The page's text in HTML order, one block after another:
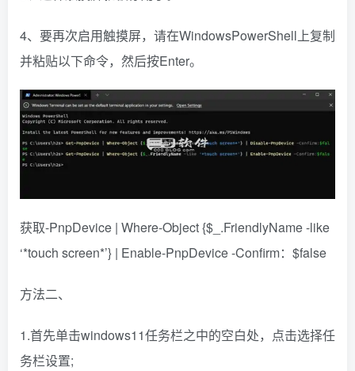
4、要再次启用触摸屏，请在WindowsPowerShell上复制
并粘贴以下命令，然后按Enter。
获取-PnpDevice | Where-Object {$_.FriendlyName -like
‘*touch screen*’} | Enable-PnpDevice -Confirm：$false
方法二、
1.首先单击windows11任务栏之中的空白处，点击选择任
务栏设置;